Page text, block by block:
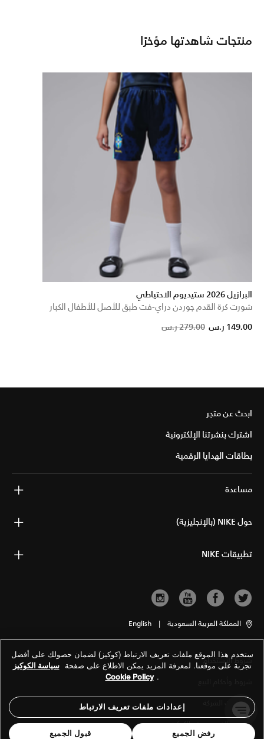
منتجات شاهدتها مؤخرًا
البرازيل 2026 ستيديوم الاحتياطي
شورت كرة القدم جوردن دراي-فت طبق للأصل للأطفال الكبار
Price reduced from
279.00 ر.س to 149.00 ر.س
ابحث عن متجر
اشترك بنشرتنا الإلكترونية
بطاقات الهدايا الرقمية
مساعدة
حول NIKE (بالإنجليزية)
تطبيقات NIKE
المملكة العربية السعودية |
English
شروط الاستخدام
معلومات الشركة
سياسة الخصوصية والكوكيز
ستخدم هذا الموقع ملفات تعريف الارتباط (كوكيز) لضمان حصولك على أفضل
تجربة على موقعنا. لمعرفة المزيد يمكن الاطلاع على صفحة سياسة الكوكيز
.
Cookie Policy
إعدادات ملفات تعريف الارتباط
رفض الجميع قبول الجميع